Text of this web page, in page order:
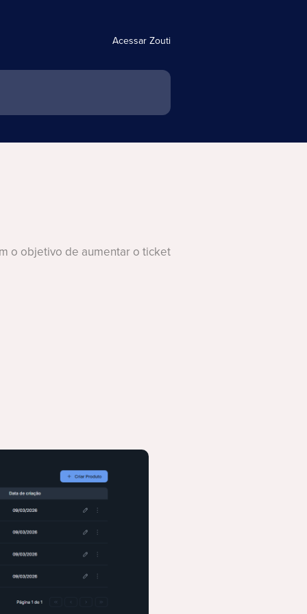
Acessar Zouti
o objetivo de aumentar o ticket